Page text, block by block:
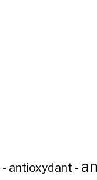
- antioxydant -